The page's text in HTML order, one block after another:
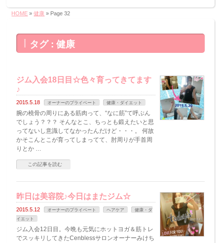
HOME »健康 » Page 32
タグ : 健康
ジム入会18日目☆色々育ってきてます
♪
2015.5.18 オーナーのプライベート 健康・ダイエット
腕の橈骨の周りにある筋肉って、“なに筋”て呼ぶん
でしょう？？？ そんなとこ、ちっとも鍛えたいと思
ってないし意識してなかったんだけど・・・。 何故
かそこんとこが育ってしまってて、肘周りが手首周
りとか …
この記事を読む
昨日は美容院♪今日はまたジム☆
2015.5.12 オーナーのプライベート ヘアケア
健康・ダ
イエット
ジム入会12日目。今晩も元気にホットヨガ＆筋トレ
でスッキリしてきたCenblessサロンオーナーみけち